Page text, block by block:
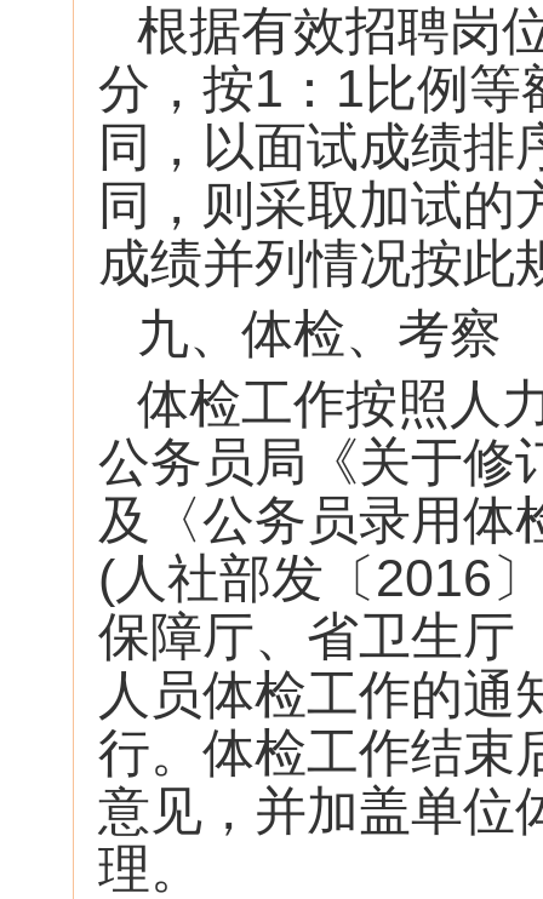
根据有效招聘岗
分，按1：1比例等
同，以面试成绩排
同，则采取加试的
成绩并列情况按此
九、体检、考察
体检工作按照人
公务员局《关于修
及〈公务员录用体
(人社部发〔2016
保障厅、省卫生厅
人员体检工作的通
行。体检工作结束
意见，并加盖单位
理。